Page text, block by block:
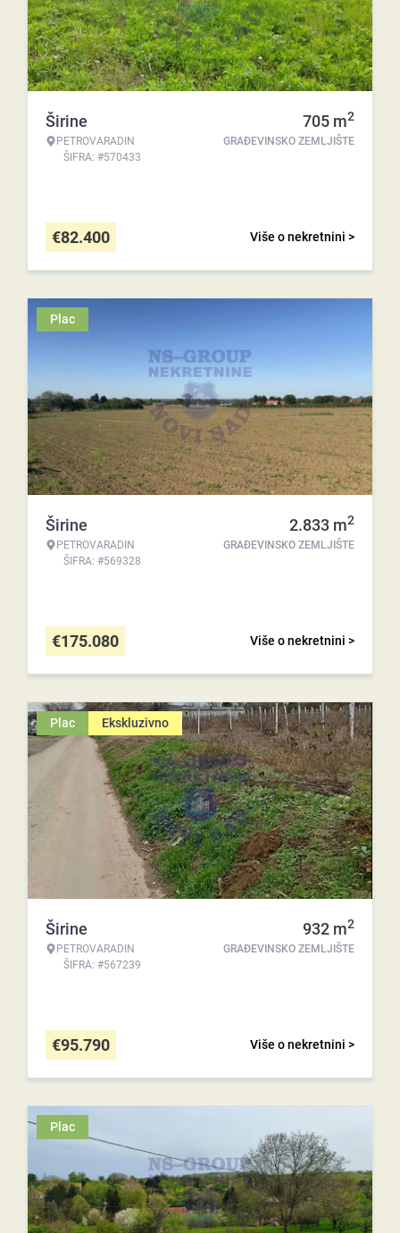
Širine
PETROVARADIN
ŠIFRA: #570433
705 m2
GRAĐEVINSKO ZEMLJIŠTE
Više o nekretnini >
€82.400
Plac
Širine
PETROVARADIN
ŠIFRA: #569328
2.833 m2
GRAĐEVINSKO ZEMLJIŠTE
Više o nekretnini >
€175.080
Plac Ekskluzivno
Širine
PETROVARADIN
ŠIFRA: #567239
932 m2
GRAĐEVINSKO ZEMLJIŠTE
Više o nekretnini >
€95.790
Plac